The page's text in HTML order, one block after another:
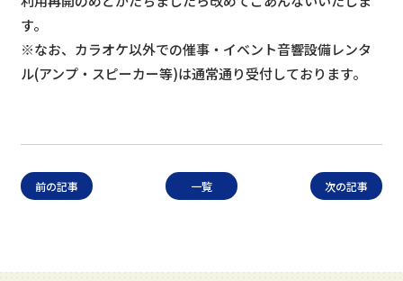
す。
※なお、カラオケ以外での催事・イベント音響設備レンタ
ル(アンプ・スピーカー等)は通常通り受付しております。
前の記事 一覧 次の記事